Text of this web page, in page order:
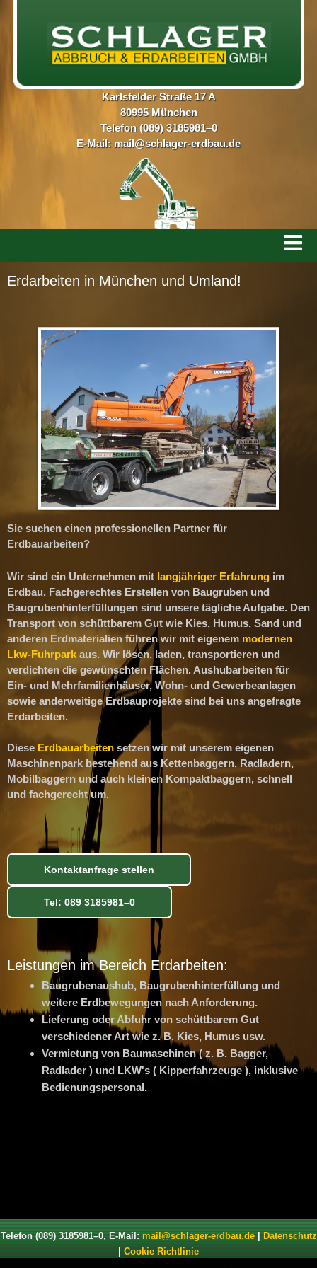
Karlsfelder Straße 17 A
80995 München
Telefon (089) 3185981–0
E-Mail: mail@schlager-erdbau.de
Erdarbeiten in München und Umland!
Sie suchen einen professionellen Partner für
Erdbauarbeiten?
Wir sind ein Unternehmen mit langjähriger Erfahrung im
Erdbau. Fachgerechtes Erstellen von Baugruben und
Baugrubenhinterfüllungen sind unsere tägliche Aufgabe. Den
Transport von schüttbarem Gut wie Kies, Humus, Sand und
anderen Erdmaterialien führen wir mit eigenem modernen
Lkw-Fuhrpark aus. Wir lösen, laden, transportieren und
verdichten die gewünschten Flächen. Aushubarbeiten für
Ein- und Mehrfamilienhäuser, Wohn- und Gewerbeanlagen
sowie anderweitige Erdbauprojekte sind bei uns angefragte
Erdarbeiten.
Diese Erdbauarbeiten setzen wir mit unserem eigenen
Maschinenpark bestehend aus Kettenbaggern, Radladern,
Mobilbaggern und auch kleinen Kompaktbaggern, schnell
und fachgerecht um.
Kontaktanfrage stellen
Tel: 089 3185981–0
Leistungen im Bereich Erdarbeiten:
Baugrubenaushub, Baugrubenhinterfüllung und
weitere Erdbewegungen nach Anforderung.
Lieferung oder Abfuhr von schüttbarem Gut
verschiedener Art wie z. B. Kies, Humus usw.
Vermietung von Baumaschinen ( z. B. Bagger,
Radlader ) und LKW's ( Kipperfahrzeuge ), inklusive
Bedienungspersonal.
Telefon (089) 3185981–0, E-Mail:mail@schlager-erdbau.de|Datenschutz
Cookie Richtlinie